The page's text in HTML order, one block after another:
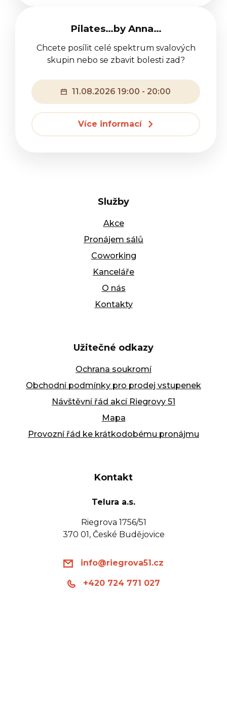
Pilates…by Anna…
Chcete posílit celé spektrum svalových
skupin nebo se zbavit bolesti zad?
11.08.2026 19:00 - 20:00
Více informací
Služby
Akce
Pronájem sálů
Coworking
Kanceláře
O nás
Kontakty
Užitečné odkazy
Ochrana soukromí
Obchodní podmínky pro prodej vstupenek
Návštěvní řád akcí Riegrovy 51
Mapa
Provozní řád ke krátkodobému pronájmu
Kontakt
Telura a.s.
Riegrova 1756/51
370 01, České Budějovice
info@riegrova51.cz
+420 724 771 027